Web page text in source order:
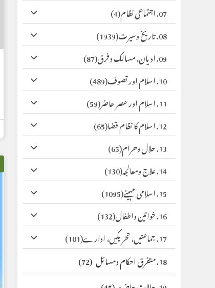
07. اجتماعی نظام
(4)
08. تاریخ وسیرت
(1939)
09. ادیان، مسالک وفرق
(87)
10. اسلام اور تصوف
(489)
11. اسلام اور عصر حاضر
(59)
12. اسلام کا نظام قضا
(65)
13. حلال وحرام
(65)
14. علاج ومعالجہ
(130)
15. اسلامی مہینے
(1095)
16. خواتین واطفال
(132)
17. جماعتیں، تحریکیں، ادارے
(101)
18. متفرق احکام ومسائل
(72)